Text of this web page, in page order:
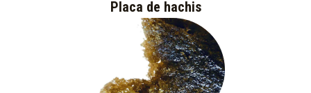
Placa de hachis